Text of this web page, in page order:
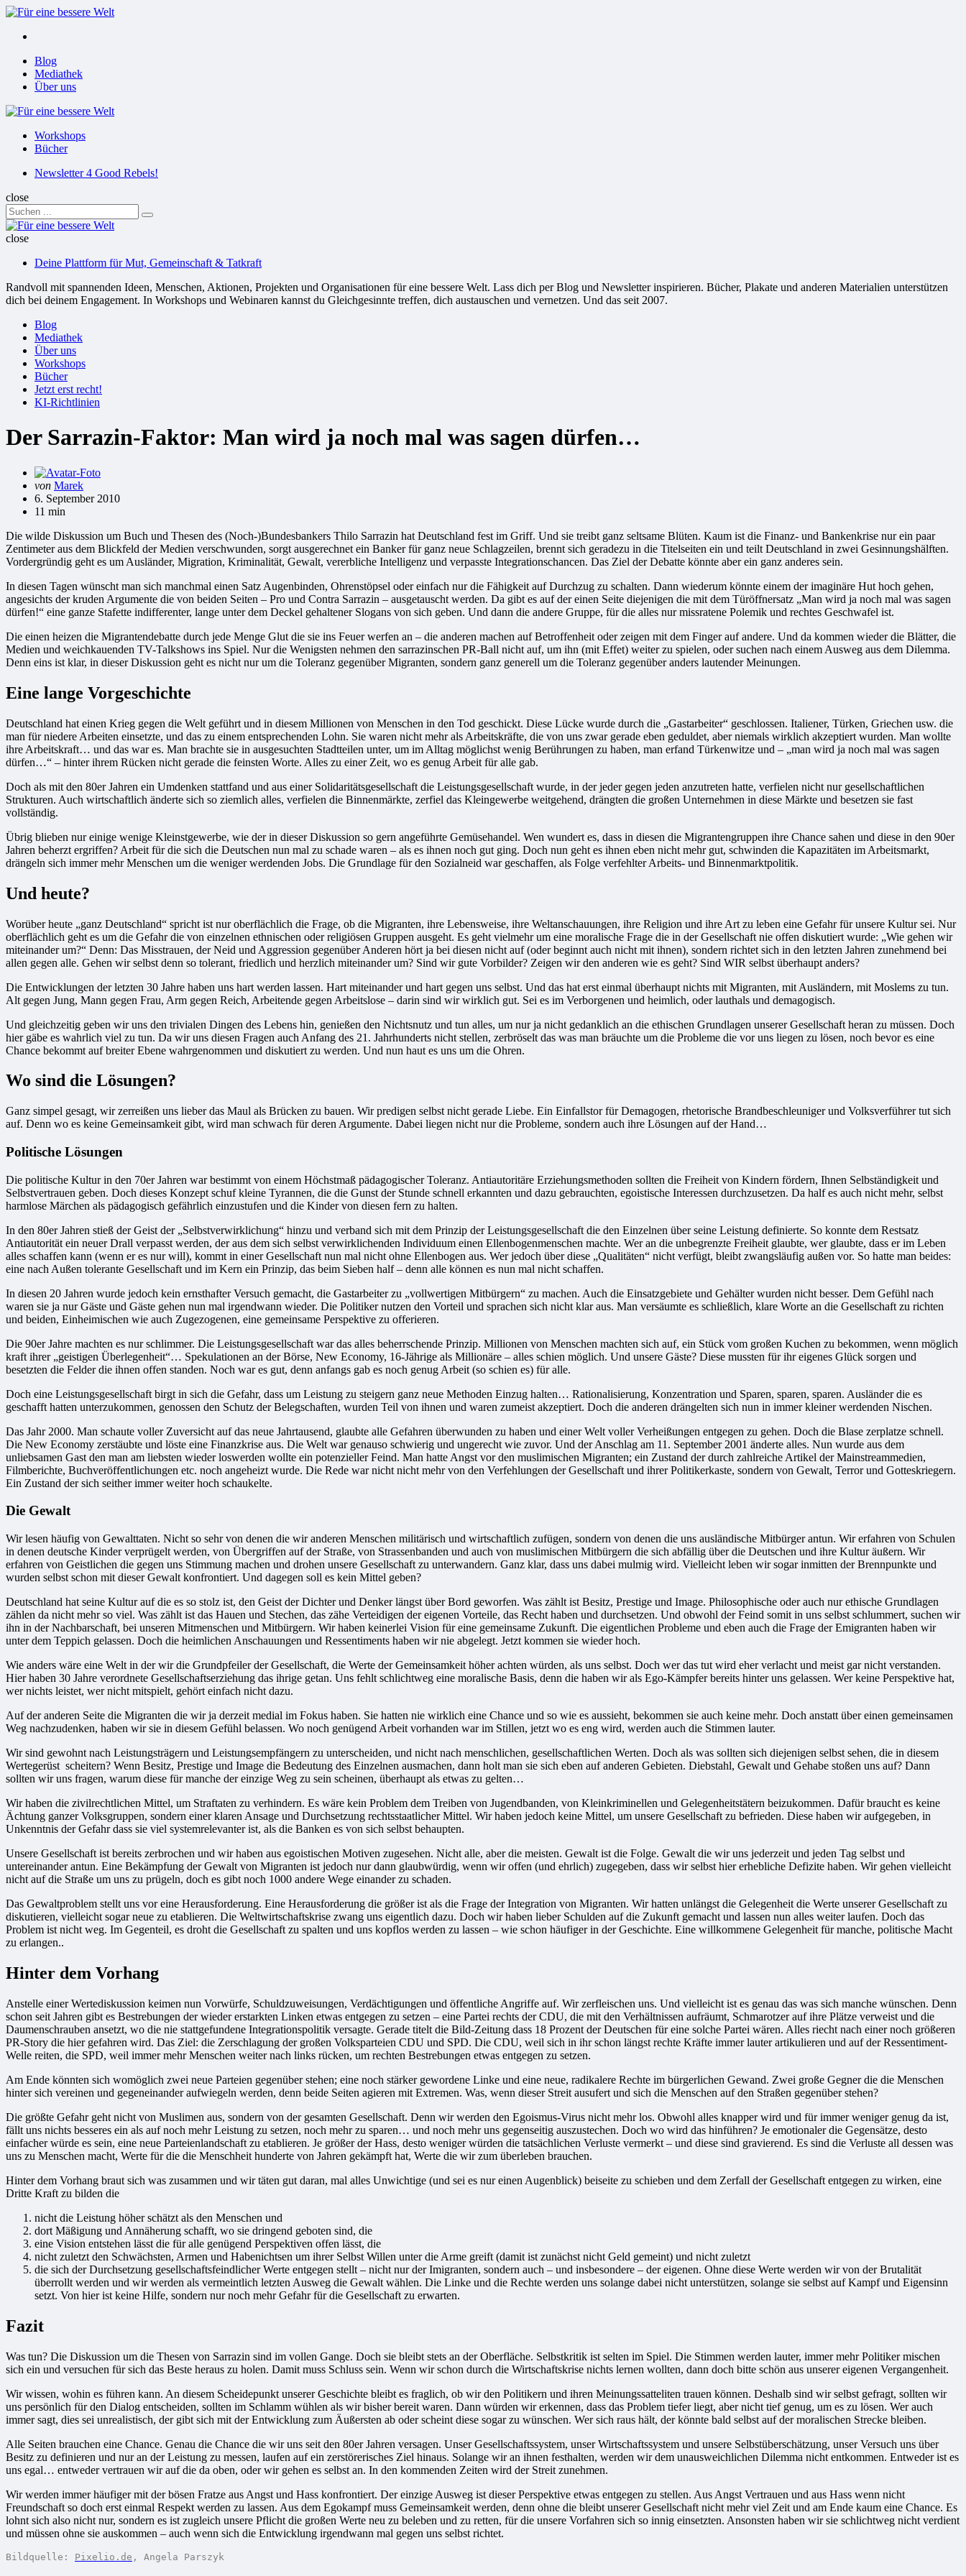
Menu
Menu
Blog
Mediathek
Über uns
Für
Workshops
Bücher
SuchenNewsletter 4 Good Rebels!
close
Search
for:
Suchen
Für
Welt
close
Deine Plattform für Mut, Gemeinschaft & Tatkraft
Randvoll mit spannenden Ideen, Menschen, Aktionen, Projekten und Organisationen für eine bessere Welt. Lass dich per Blog und Newsletter inspirieren. Bücher, Plakate und anderen Materialien unterstützen
dich bei deinem Engagement. In Workshops und Webinaren kannst du Gleichgesinnte treffen, dich austauschen und vernetzen. Und das seit 2007.
Blog
Mediathek
Über uns
Workshops
Bücher
Jetzt erst recht!
KI-Richtlinien
Der Sarrazin-Faktor: Man wird ja noch mal was sagen dürfen…
Gepostet
von
von Marek
6. September 2010
11 min
Die wilde Diskussion um Buch und Thesen des (Noch-)Bundesbankers Thilo Sarrazin hat Deutschland fest im Griff. Und sie treibt ganz seltsame Blüten. Kaum ist die Finanz- und Bankenkrise nur ein paar
Zentimeter aus dem Blickfeld der Medien verschwunden, sorgt ausgerechnet ein Banker für ganz neue Schlagzeilen, brennt sich geradezu in die Titelseiten ein und teilt Deutschland in zwei Gesinnungshälften.
Vordergründig geht es um Ausländer, Migration, Kriminalität, Gewalt, vererbliche Intelligenz und verpasste Integrationschancen. Das Ziel der Debatte könnte aber ein ganz anderes sein.
In diesen Tagen wünscht man sich manchmal einen Satz Augenbinden, Ohrenstöpsel oder einfach nur die Fähigkeit auf Durchzug zu schalten. Dann wiederum könnte einem der imaginäre Hut hoch gehen,
angesichts der kruden Argumente die von beiden Seiten – Pro und Contra Sarrazin – ausgetauscht werden. Da gibt es auf der einen Seite diejenigen die mit dem Türöffnersatz „Man wird ja noch mal was sagen
dürfen!“ eine ganze Stafette indifferenter, lange unter dem Deckel gehaltener Slogans von sich geben. Und dann die andere Gruppe, für die alles nur missratene Polemik und rechtes Geschwafel ist.
Die einen heizen die Migrantendebatte durch jede Menge Glut die sie ins Feuer werfen an – die anderen machen auf Betroffenheit oder zeigen mit dem Finger auf andere. Und da kommen wieder die Blätter, die
Medien und weichkauenden TV-Talkshows ins Spiel. Nur die Wenigsten nehmen den sarrazinschen PR-Ball nicht auf, um ihn (mit Effet) weiter zu spielen, oder suchen nach einem Ausweg aus dem Dilemma.
Denn eins ist klar, in dieser Diskussion geht es nicht nur um die Toleranz gegenüber Migranten, sondern ganz generell um die Toleranz gegenüber anders lautender Meinungen.
Eine lange Vorgeschichte
Deutschland hat einen Krieg gegen die Welt geführt und in diesem Millionen von Menschen in den Tod geschickt. Diese Lücke wurde durch die „Gastarbeiter“ geschlossen. Italiener, Türken, Griechen usw. die
man für niedere Arbeiten einsetzte, und das zu einem entsprechenden Lohn. Sie waren nicht mehr als Arbeitskräfte, die von uns zwar gerade eben geduldet, aber niemals wirklich akzeptiert wurden. Man wollte
ihre Arbeitskraft… und das war es. Man brachte sie in ausgesuchten Stadtteilen unter, um im Alltag möglichst wenig Berührungen zu haben, man erfand Türkenwitze und – „man wird ja noch mal was sagen
dürfen…“ – hinter ihrem Rücken nicht gerade die feinsten Worte. Alles zu einer Zeit, wo es genug Arbeit für alle gab.
Doch als mit den 80er Jahren ein Umdenken stattfand und aus einer Solidaritätsgesellschaft die Leistungsgesellschaft wurde, in der jeder gegen jeden anzutreten hatte, verfielen nicht nur gesellschaftlichen
Strukturen. Auch wirtschaftlich änderte sich so ziemlich alles, verfielen die Binnenmärkte, zerfiel das Kleingewerbe weitgehend, drängten die großen Unternehmen in diese Märkte und besetzen sie fast
vollständig.
Übrig blieben nur einige wenige Kleinstgewerbe, wie der in dieser Diskussion so gern angeführte Gemüsehandel. Wen wundert es, dass in diesen die Migrantengruppen ihre Chance sahen und diese in den 90er
Jahren beherzt ergriffen? Arbeit für die sich die Deutschen nun mal zu schade waren – als es ihnen noch gut ging. Doch nun geht es ihnen eben nicht mehr gut, schwinden die Kapazitäten im Arbeitsmarkt,
drängeln sich immer mehr Menschen um die weniger werdenden Jobs. Die Grundlage für den Sozialneid war geschaffen, als Folge verfehlter Arbeits- und Binnenmarktpolitik.
Und heute?
Worüber heute „ganz Deutschland“ spricht ist nur oberflächlich die Frage, ob die Migranten, ihre Lebensweise, ihre Weltanschauungen, ihre Religion und ihre Art zu leben eine Gefahr für unsere Kultur sei. Nur
oberflächlich geht es um die Gefahr die von einzelnen ethnischen oder religiösen Gruppen ausgeht. Es geht vielmehr um eine moralische Frage die in der Gesellschaft nie offen diskutiert wurde: „Wie gehen wir
miteinander um?“ Denn: Das Misstrauen, der Neid und Aggression gegenüber Anderen hört ja bei diesen nicht auf (oder beginnt auch nicht mit ihnen), sondern richtet sich in den letzten Jahren zunehmend bei
allen gegen alle. Gehen wir selbst denn so tolerant, friedlich und herzlich miteinander um? Sind wir gute Vorbilder? Zeigen wir den anderen wie es geht? Sind WIR selbst überhaupt anders?
Die Entwicklungen der letzten 30 Jahre haben uns hart werden lassen. Hart miteinander und hart gegen uns selbst. Und das hat erst einmal überhaupt nichts mit Migranten, mit Ausländern, mit Moslems zu tun.
Alt gegen Jung, Mann gegen Frau, Arm gegen Reich, Arbeitende gegen Arbeitslose – darin sind wir wirklich gut. Sei es im Verborgenen und heimlich, oder lauthals und demagogisch.
Und gleichzeitig geben wir uns den trivialen Dingen des Lebens hin, genießen den Nichtsnutz und tun alles, um nur ja nicht gedanklich an die ethischen Grundlagen unserer Gesellschaft heran zu müssen. Doch
hier gäbe es wahrlich viel zu tun. Da wir uns diesen Fragen auch Anfang des 21. Jahrhunderts nicht stellen, zerbröselt das was man bräuchte um die Probleme die vor uns liegen zu lösen, noch bevor es eine
Chance bekommt auf breiter Ebene wahrgenommen und diskutiert zu werden. Und nun haut es uns um die Ohren.
Wo sind die Lösungen?
Ganz simpel gesagt, wir zerreißen uns lieber das Maul als Brücken zu bauen. Wir predigen selbst nicht gerade Liebe. Ein Einfallstor für Demagogen, rhetorische Brandbeschleuniger und Volksverführer tut sich
auf. Denn wo es keine Gemeinsamkeit gibt, wird man schwach für deren Argumente. Dabei liegen nicht nur die Probleme, sondern auch ihre Lösungen auf der Hand…
Politische Lösungen
Die politische Kultur in den 70er Jahren war bestimmt von einem Höchstmaß pädagogischer Toleranz. Antiautoritäre Erziehungsmethoden sollten die Freiheit von Kindern fördern, Ihnen Selbständigkeit und
Selbstvertrauen geben. Doch dieses Konzept schuf kleine Tyrannen, die die Gunst der Stunde schnell erkannten und dazu gebrauchten, egoistische Interessen durchzusetzen. Da half es auch nicht mehr, selbst
harmlose Märchen als pädagogisch gefährlich einzustufen und die Kinder von diesen fern zu halten.
In den 80er Jahren stieß der Geist der „Selbstverwirklichung“ hinzu und verband sich mit dem Prinzip der Leistungsgesellschaft die den Einzelnen über seine Leistung definierte. So konnte dem Restsatz
Antiautorität ein neuer Drall verpasst werden, der aus dem sich selbst verwirklichenden Individuum einen Ellenbogenmenschen machte. Wer an die unbegrenzte Freiheit glaubte, wer glaubte, dass er im Leben
alles schaffen kann (wenn er es nur will), kommt in einer Gesellschaft nun mal nicht ohne Ellenbogen aus. Wer jedoch über diese „Qualitäten“ nicht verfügt, bleibt zwangsläufig außen vor. So hatte man beides:
eine nach Außen tolerante Gesellschaft und im Kern ein Prinzip, das beim Sieben half – denn alle können es nun mal nicht schaffen.
In diesen 20 Jahren wurde jedoch kein ernsthafter Versuch gemacht, die Gastarbeiter zu „vollwertigen Mitbürgern“ zu machen. Auch die Einsatzgebiete und Gehälter wurden nicht besser. Dem Gefühl nach
waren sie ja nur Gäste und Gäste gehen nun mal irgendwann wieder. Die Politiker nutzen den Vorteil und sprachen sich nicht klar aus. Man versäumte es schließlich, klare Worte an die Gesellschaft zu richten
und beiden, Einheimischen wie auch Zugezogenen, eine gemeinsame Perspektive zu offerieren.
Die 90er Jahre machten es nur schlimmer. Die Leistungsgesellschaft war das alles beherrschende Prinzip. Millionen von Menschen machten sich auf, ein Stück vom großen Kuchen zu bekommen, wenn möglich
kraft ihrer „geistigen Überlegenheit“… Spekulationen an der Börse, New Economy, 16-Jährige als Millionäre – alles schien möglich. Und unsere Gäste? Diese mussten für ihr eigenes Glück sorgen und
besetzten die Felder die ihnen offen standen. Noch war es gut, denn anfangs gab es noch genug Arbeit (so schien es) für alle.
Doch eine Leistungsgesellschaft birgt in sich die Gefahr, dass um Leistung zu steigern ganz neue Methoden Einzug halten… Rationalisierung, Konzentration und Sparen, sparen, sparen. Ausländer die es
geschafft hatten unterzukommen, genossen den Schutz der Belegschaften, wurden Teil von ihnen und waren zumeist akzeptiert. Doch die anderen drängelten sich nun in immer kleiner werdenden Nischen.
Das Jahr 2000. Man schaute voller Zuversicht auf das neue Jahrtausend, glaubte alle Gefahren überwunden zu haben und einer Welt voller Verheißungen entgegen zu gehen. Doch die Blase zerplatze schnell.
Die New Economy zerstäubte und löste eine Finanzkrise aus. Die Welt war genauso schwierig und ungerecht wie zuvor. Und der Anschlag am 11. September 2001 änderte alles. Nun wurde aus dem
unliebsamen Gast den man am liebsten wieder loswerden wollte ein potenzieller Feind. Man hatte Angst vor den muslimischen Migranten; ein Zustand der durch zahlreiche Artikel der Mainstreammedien,
Filmberichte, Buchveröffentlichungen etc. noch angeheizt wurde. Die Rede war nicht nicht mehr von den Verfehlungen der Gesellschaft und ihrer Politikerkaste, sondern von Gewalt, Terror und Gotteskriegern.
Ein Zustand der sich seither immer weiter hoch schaukelte.
Die Gewalt
Wir lesen häufig von Gewalttaten. Nicht so sehr von denen die wir anderen Menschen militärisch und wirtschaftlich zufügen, sondern von denen die uns ausländische Mitbürger antun. Wir erfahren von Schulen
in denen deutsche Kinder verprügelt werden, von Übergriffen auf der Straße, von Strassenbanden und auch von muslimischen Mitbürgern die sich abfällig über die Deutschen und ihre Kultur äußern. Wir
erfahren von Geistlichen die gegen uns Stimmung machen und drohen unsere Gesellschaft zu unterwandern. Ganz klar, dass uns dabei mulmig wird. Vielleicht leben wir sogar inmitten der Brennpunkte und
wurden selbst schon mit dieser Gewalt konfrontiert. Und dagegen soll es kein Mittel geben?
Deutschland hat seine Kultur auf die es so stolz ist, den Geist der Dichter und Denker längst über Bord geworfen. Was zählt ist Besitz, Prestige und Image. Philosophische oder auch nur ethische Grundlagen
zählen da nicht mehr so viel. Was zählt ist das Hauen und Stechen, das zähe Verteidigen der eigenen Vorteile, das Recht haben und durchsetzen. Und obwohl der Feind somit in uns selbst schlummert, suchen wir
ihn in der Nachbarschaft, bei unseren Mitmenschen und Mitbürgern. Wir haben keinerlei Vision für eine gemeinsame Zukunft. Die eigentlichen Probleme und eben auch die Frage der Emigranten haben wir
unter dem Teppich gelassen. Doch die heimlichen Anschauungen und Ressentiments haben wir nie abgelegt. Jetzt kommen sie wieder hoch.
Wie anders wäre eine Welt in der wir die Grundpfeiler der Gesellschaft, die Werte der Gemeinsamkeit höher achten würden, als uns selbst. Doch wer das tut wird eher verlacht und meist gar nicht verstanden.
Hier haben 30 Jahre verordnete Gesellschaftserziehung das ihrige getan. Uns fehlt schlichtweg eine moralische Basis, denn die haben wir als Ego-Kämpfer bereits hinter uns gelassen. Wer keine Perspektive hat,
wer nichts leistet, wer nicht mitspielt, gehört einfach nicht dazu.
Auf der anderen Seite die Migranten die wir ja derzeit medial im Fokus haben. Sie hatten nie wirklich eine Chance und so wie es aussieht, bekommen sie auch keine mehr. Doch anstatt über einen gemeinsamen
Weg nachzudenken, haben wir sie in diesem Gefühl belassen. Wo noch genügend Arbeit vorhanden war im Stillen, jetzt wo es eng wird, werden auch die Stimmen lauter.
Wir sind gewohnt nach Leistungsträgern und Leistungsempfängern zu unterscheiden, und nicht nach menschlichen, gesellschaftlichen Werten. Doch als was sollten sich diejenigen selbst sehen, die in diesem
Wertegerüst scheitern? Wenn Besitz, Prestige und Image die Bedeutung des Einzelnen ausmachen, dann holt man sie sich eben auf anderen Gebieten. Diebstahl, Gewalt und Gehabe stoßen uns auf? Dann
sollten wir uns fragen, warum diese für manche der einzige Weg zu sein scheinen, überhaupt als etwas zu gelten…
Wir haben die zivilrechtlichen Mittel, um Straftaten zu verhindern. Es wäre kein Problem dem Treiben von Jugendbanden, von Kleinkriminellen und Gelegenheitstätern beizukommen. Dafür braucht es keine
Ächtung ganzer Volksgruppen, sondern einer klaren Ansage und Durchsetzung rechtsstaatlicher Mittel. Wir haben jedoch keine Mittel, um unsere Gesellschaft zu befrieden. Diese haben wir aufgegeben, in
Unkenntnis der Gefahr dass sie viel systemrelevanter ist, als die Banken es von sich selbst behaupten.
Unsere Gesellschaft ist bereits zerbrochen und wir haben aus egoistischen Motiven zugesehen. Nicht alle, aber die meisten. Gewalt ist die Folge. Gewalt die wir uns jederzeit und jeden Tag selbst und
untereinander antun. Eine Bekämpfung der Gewalt von Migranten ist jedoch nur dann glaubwürdig, wenn wir offen (und ehrlich) zugegeben, dass wir selbst hier erhebliche Defizite haben. Wir gehen vielleicht
nicht auf die Straße um uns zu prügeln, doch es gibt noch 1000 andere Wege einander zu schaden.
Das Gewaltproblem stellt uns vor eine Herausforderung. Eine Herausforderung die größer ist als die Frage der Integration von Migranten. Wir hatten unlängst die Gelegenheit die Werte unserer Gesellschaft zu
diskutieren, vielleicht sogar neue zu etablieren. Die Weltwirtschaftskrise zwang uns eigentlich dazu. Doch wir haben lieber Schulden auf die Zukunft gemacht und lassen nun alles weiter laufen. Doch das
Problem ist nicht weg. Im Gegenteil, es droht die Gesellschaft zu spalten und uns kopflos werden zu lassen – wie schon häufiger in der Geschichte. Eine willkommene Gelegenheit für manche, politische Macht
zu erlangen..
Hinter dem Vorhang
Anstelle einer Wertediskussion keimen nun Vorwürfe, Schuldzuweisungen, Verdächtigungen und öffentliche Angriffe auf. Wir zerfleischen uns. Und vielleicht ist es genau das was sich manche wünschen. Denn
schon seit Jahren gibt es Bestrebungen der wieder erstarkten Linken etwas entgegen zu setzen – eine Partei rechts der CDU, die mit den Verhältnissen aufräumt, Schmarotzer auf ihre Plätze verweist und die
Daumenschrauben ansetzt, wo die nie stattgefundene Integrationspolitik versagte. Gerade titelt die Bild-Zeitung dass 18 Prozent der Deutschen für eine solche Partei wären. Alles riecht nach einer noch größeren
PR-Story die hier gefahren wird. Das Ziel: die Zerschlagung der großen Volksparteien CDU und SPD. Die CDU, weil sich in ihr schon längst rechte Kräfte immer lauter artikulieren und auf der Ressentiment-
Welle reiten, die SPD, weil immer mehr Menschen weiter nach links rücken, um rechten Bestrebungen etwas entgegen zu setzen.
Am Ende könnten sich womöglich zwei neue Parteien gegenüber stehen; eine noch stärker gewordene Linke und eine neue, radikalere Rechte im bürgerlichen Gewand. Zwei große Gegner die die Menschen
hinter sich vereinen und gegeneinander aufwiegeln werden, denn beide Seiten agieren mit Extremen. Was, wenn dieser Streit ausufert und sich die Menschen auf den Straßen gegenüber stehen?
Die größte Gefahr geht nicht von Muslimen aus, sondern von der gesamten Gesellschaft. Denn wir werden den Egoismus-Virus nicht mehr los. Obwohl alles knapper wird und für immer weniger genug da ist,
fällt uns nichts besseres ein als auf noch mehr Leistung zu setzen, noch mehr zu sparen… und noch mehr uns gegenseitig auszustechen. Doch wo wird das hinführen? Je emotionaler die Gegensätze, desto
einfacher würde es sein, eine neue Parteienlandschaft zu etablieren. Je größer der Hass, desto weniger würden die tatsächlichen Verluste vermerkt – und diese sind gravierend. Es sind die Verluste all dessen was
uns zu Menschen macht, Werte für die die Menschheit hunderte von Jahren gekämpft hat, Werte die wir zum überleben brauchen.
Hinter dem Vorhang braut sich was zusammen und wir täten gut daran, mal alles Unwichtige (und sei es nur einen Augenblick) beiseite zu schieben und dem Zerfall der Gesellschaft entgegen zu wirken, eine
Dritte Kraft zu bilden die
nicht die Leistung höher schätzt als den Menschen und
dort Mäßigung und Annäherung schafft, wo sie dringend geboten sind, die
eine Vision entstehen lässt die für alle genügend Perspektiven offen lässt, die
nicht zuletzt den Schwächsten, Armen und Habenichtsen um ihrer Selbst Willen unter die Arme greift (damit ist zunächst nicht Geld gemeint) und nicht zuletzt
die sich der Durchsetzung gesellschaftsfeindlicher Werte entgegen stellt – nicht nur der Imigranten, sondern auch – und insbesondere – der eigenen. Ohne diese Werte werden wir von der Brutalität
überrollt werden und wir werden als vermeintlich letzten Ausweg die Gewalt wählen. Die Linke und die Rechte werden uns solange dabei nicht unterstützen, solange sie selbst auf Kampf und Eigensinn
setzt. Von hier ist keine Hilfe, sondern nur noch mehr Gefahr für die Gesellschaft zu erwarten.
Fazit
Was tun? Die Diskussion um die Thesen von Sarrazin sind im vollen Gange. Doch sie bleibt stets an der Oberfläche. Selbstkritik ist selten im Spiel. Die Stimmen werden lauter, immer mehr Politiker mischen
sich ein und versuchen für sich das Beste heraus zu holen. Damit muss Schluss sein. Wenn wir schon durch die Wirtschaftskrise nichts lernen wollten, dann doch bitte schön aus unserer eigenen Vergangenheit.
Wir wissen, wohin es führen kann. An diesem Scheidepunkt unserer Geschichte bleibt es fraglich, ob wir den Politikern und ihren Meinungssatteliten trauen können. Deshalb sind wir selbst gefragt, sollten wir
uns persönlich für den Dialog entscheiden, sollten im Schlamm wühlen als wir bisher bereit waren. Dann würden wir erkennen, dass das Problem tiefer liegt, aber nicht tief genug, um es zu lösen. Wer auch
immer sagt, dies sei unrealistisch, der gibt sich mit der Entwicklung zum Äußersten ab oder scheint diese sogar zu wünschen. Wer sich raus hält, der könnte bald selbst auf der moralischen Strecke bleiben.
Alle Seiten brauchen eine Chance. Genau die Chance die wir uns seit den 80er Jahren versagen. Unser Gesellschaftssystem, unser Wirtschaftssystem und unsere Selbstüberschätzung, unser Versuch uns über
Besitz zu definieren und nur an der Leistung zu messen, laufen auf ein zerstörerisches Ziel hinaus. Solange wir an ihnen festhalten, werden wir dem unausweichlichen Dilemma nicht entkommen. Entweder ist es
uns egal… entweder vertrauen wir auf die da oben, oder wir gehen es selbst an. In den kommenden Zeiten wird der Streit zunehmen.
Wir werden immer häufiger mit der bösen Fratze aus Angst und Hass konfrontiert. Der einzige Ausweg ist dieser Perspektive etwas entgegen zu stellen. Aus Angst Vertrauen und aus Hass wenn nicht
Freundschaft so doch erst einmal Respekt werden zu lassen. Aus dem Egokampf muss Gemeinsamkeit werden, denn ohne die bleibt unserer Gesellschaft nicht mehr viel Zeit und am Ende kaum eine Chance. Es
lohnt sich also nicht nur, sondern es ist zugleich unsere Pflicht die großen Werte neu zu beleben und zu retten, für die unsere Vorfahren sich so innig einsetzten. Ansonsten haben wir sie schlichtweg nicht verdient
und müssen ohne sie auskommen – auch wenn sich die Entwicklung irgendwann mal gegen uns selbst richtet.
Bildquelle: Pixelio.de , Angela Parszyk